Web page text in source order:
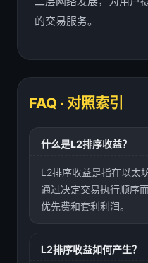
的交易服务。
FAQ · 对照索引
什么是L2排序收益？
L2排序收益是指在以太
通过决定交易执行顺序
优先费和套利利润。
L2排序收益如何产生？